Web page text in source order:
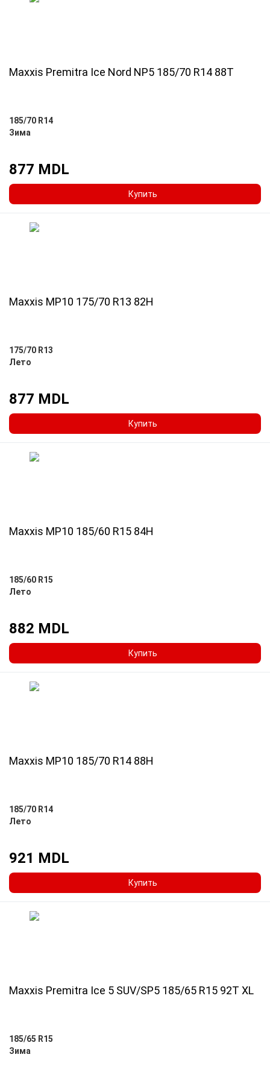
Maxxis Premitra Ice Nord NP5 185/70 R14 88T
185/70 R14
Зима
877 MDL
Купить
Maxxis MP10 175/70 R13 82H
175/70 R13
Лето
877 MDL
Купить
Maxxis MP10 185/60 R15 84H
185/60 R15
Лето
882 MDL
Купить
Maxxis MP10 185/70 R14 88H
185/70 R14
Лето
921 MDL
Купить
Maxxis Premitra Ice 5 SUV/SP5 185/65 R15 92T XL
185/65 R15
Зима